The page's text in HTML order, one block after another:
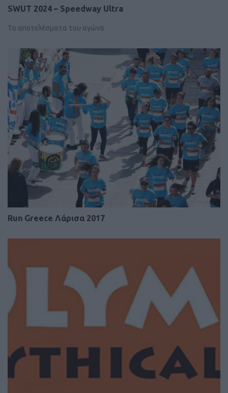
SWUT 2024 – Speedway Ultra
Τα αποτελέσματα του αγώνα
Run Greece Λάρισα 2017